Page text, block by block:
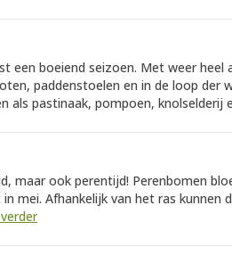
een boeiend seizoen. Met weer heel
paddenstoelen en in de loop der
als pastinaak, pompoen, knolselderij
maar ook perentijd! Perenbomen
mei. Afhankelijk van het ras kunnen